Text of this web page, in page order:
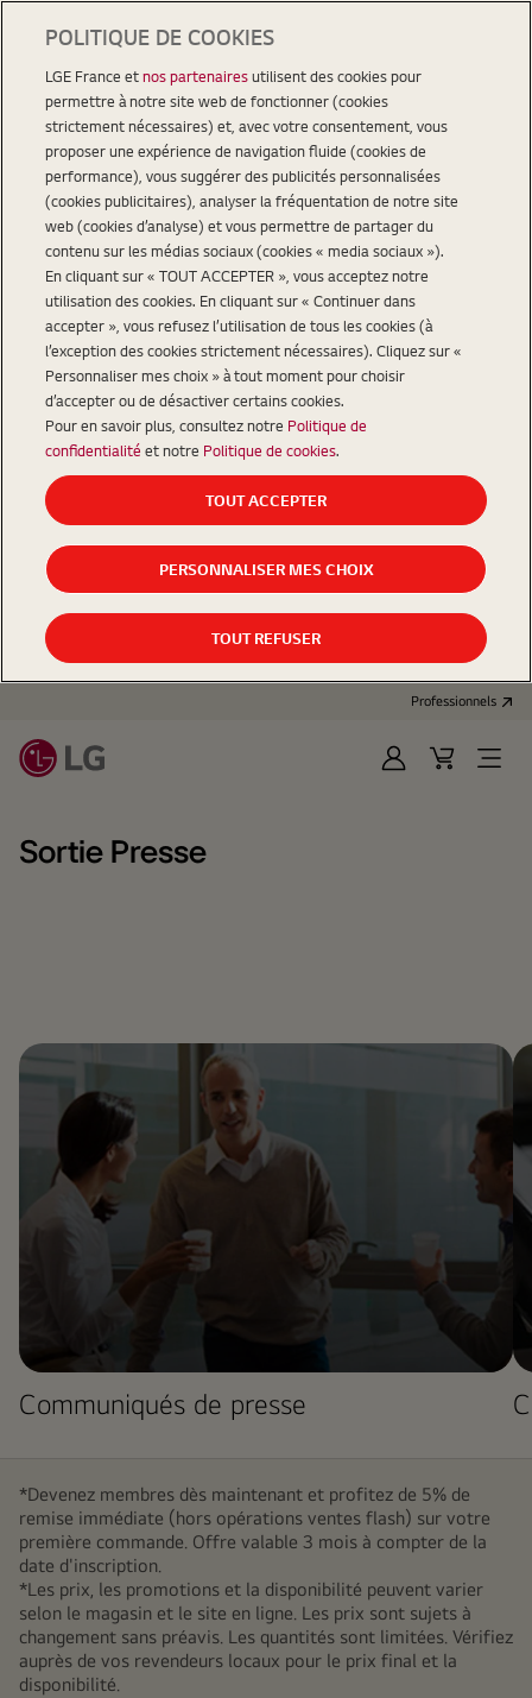
Professionnels
Se
PanierOpen
Sortie Presse
Communiqués de presse
*Devenez membres dès maintenant et profitez de 5% de
remise immédiate (hors opérations ventes flash) sur votre
première commande. Offre valable 3 mois à compter de la
date d'inscription.
*Les prix, les promotions et la disponibilité peuvent varier
selon le magasin et le site en ligne. Les prix sont sujets à
changement sans préavis. Les quantités sont limitées. Vérifiez
auprès de vos revendeurs locaux pour le prix final et la
disponibilité.
POLITIQUE DE COOKIES
LGE France etnos partenairesutilisent des cookies pour
permettre à notre site web de fonctionner (cookies
strictement nécessaires) et, avec votre consentement, vous
proposer une expérience de navigation fluide (cookies de
performance), vous suggérer des publicités personnalisées
(cookies publicitaires), analyser la fréquentation de notre site
web (cookies d’analyse) et vous permettre de partager du
contenu sur les médias sociaux (cookies « media sociaux »).
En cliquant sur « TOUT ACCEPTER », vous acceptez notre
utilisation des cookies. En cliquant sur « Continuer dans
accepter », vous refusez l’utilisation de tous les cookies (à
l’exception des cookies strictement nécessaires). Cliquez sur «
Personnaliser mes choix » à tout moment pour choisir
d’accepter ou de désactiver certains cookies.
Pour en savoir plus, consultez notre Politique de
confidentialité et notre Politique de cookies.
TOUT ACCEPTER
PERSONNALISER MES CHOIX
TOUT REFUSER